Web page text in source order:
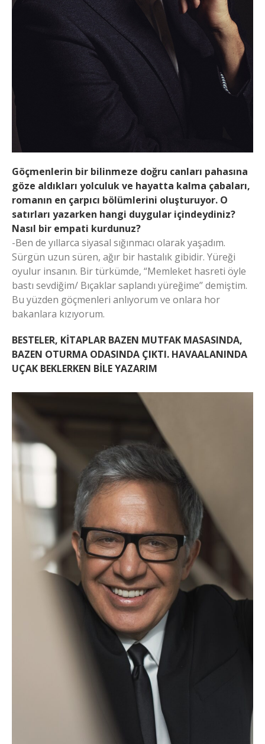
Göçmenlerin bir bilinmeze doğru canları pahasına
göze aldıkları yolculuk ve hayatta kalma çabaları,
romanın en çarpıcı bölümlerini oluşturuyor. O
satırları yazarken hangi duygular içindeydiniz?
Nasıl bir empati kurdunuz?
-Ben de yıllarca siyasal sığınmacı olarak yaşadım.
Sürgün uzun süren, ağır bir hastalık gibidir. Yüreği
oyulur insanın. Bir türkümde, “Memleket hasreti öyle
bastı sevdiğim/ Bıçaklar saplandı yüreğime’’ demiştim.
Bu yüzden göçmenleri anlıyorum ve onlara hor
bakanlara kızıyorum.
BESTELER, KİTAPLAR BAZEN MUTFAK MASASINDA,
BAZEN OTURMA ODASINDA ÇIKTI. HAVAALANINDA
UÇAK BEKLERKEN BİLE YAZARIM